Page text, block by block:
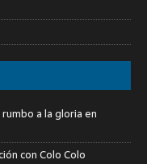
a la gloria en
con Colo Colo